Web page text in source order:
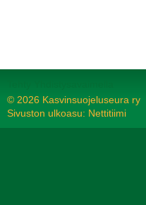
© 2026 Kasvinsuojeluseura ry
Sivuston ulkoasu: Nettitiimi